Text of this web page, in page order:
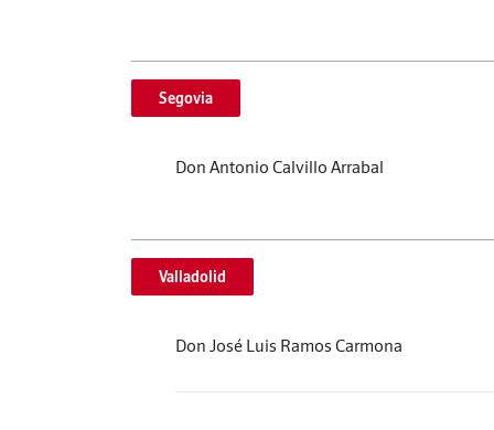
Segovia
Don Antonio Calvillo Arrabal
Valladolid
Don José Luis Ramos Carmona